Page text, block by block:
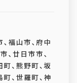
福山市、府中
、廿日市市、
、熊野町、坂
、世羅町、神